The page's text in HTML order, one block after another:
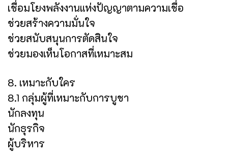
เชื่อมโยงพลังงานแห่งปัญญาตามความเชื่อ
ช่วยสร้างความมั่นใจ
ช่วยสนับสนุนการตัดสินใจ
ช่วยมองเห็นโอกาสที่เหมาะสม
8. เหมาะกับใคร
8.1 กลุ่มผู้ที่เหมาะกับการบูชา
นักลงทุน
นักธุรกิจ
ผู้บริหาร